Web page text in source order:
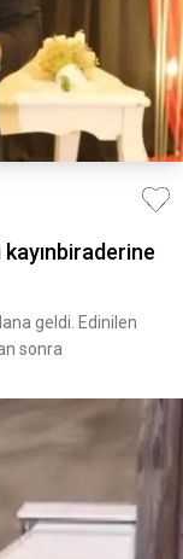
geldi. Edinilen
sonra